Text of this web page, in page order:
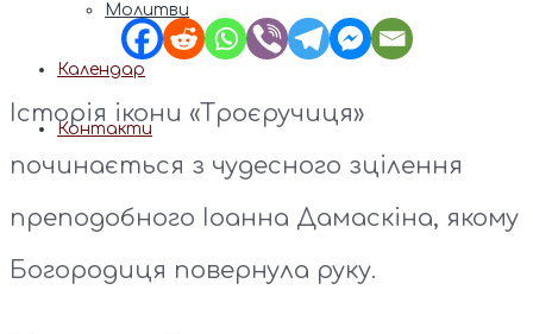
Молитви
Календар
Контакти
Історія ікони «Троєручиця»
починається з чудесного зцілення
преподобного Іоанна Дамаскіна, якому
Богородиця повернула руку.